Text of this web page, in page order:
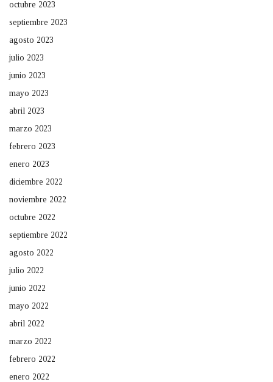
octubre 2023
septiembre 2023
agosto 2023
julio 2023
junio 2023
mayo 2023
abril 2023
marzo 2023
febrero 2023
enero 2023
diciembre 2022
noviembre 2022
octubre 2022
septiembre 2022
agosto 2022
julio 2022
junio 2022
mayo 2022
abril 2022
marzo 2022
febrero 2022
enero 2022